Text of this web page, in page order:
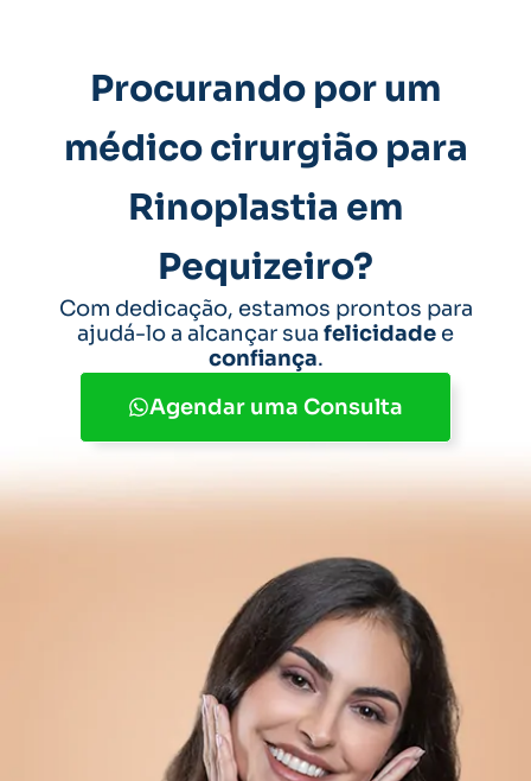
Procurando por um
médico cirurgião para
Rinoplastia em
Pequizeiro?
Com dedicação, estamos prontos para
ajudá-lo a alcançar sua felicidade e
confiança.
Agendar uma Consulta